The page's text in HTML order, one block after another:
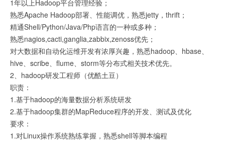
1年以上Hadoop平台管理经验；
熟悉Apache Hadoop部署、性能调优，熟悉jetty，thrift；
精通Shell/Python/Java/Php语言的一种或多种；
熟悉nagios,cacti,ganglia,zabbix,zenoss优先；
对大数据和自动化运维开发有浓厚兴趣，熟悉hadoop、hbase、
hive、scribe、flume、storm等分布式相关技术优先。
2、hadoop研发工程师（优酷土豆）
职责：
1.基于hadoop的海量数据分析系统研发
2.基于hadoop集群的MapReduce程序的开发、测试及优化
要求：
1.对Linux操作系统熟练掌握，熟悉shell等脚本编程